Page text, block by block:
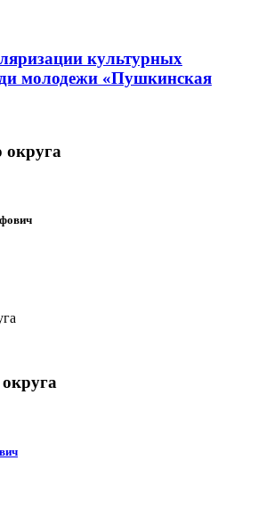
культурных
молодежи «Пушкинская
округа